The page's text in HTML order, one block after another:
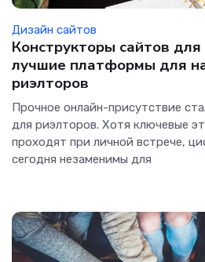
Дизайн сайтов
Конструкторы сайтов
лучшие платформы для
риэлторов
Прочное онлайн-присутствие
для риэлторов. Хотя ключевые
проходят при личной встрече,
сегодня незаменимы для